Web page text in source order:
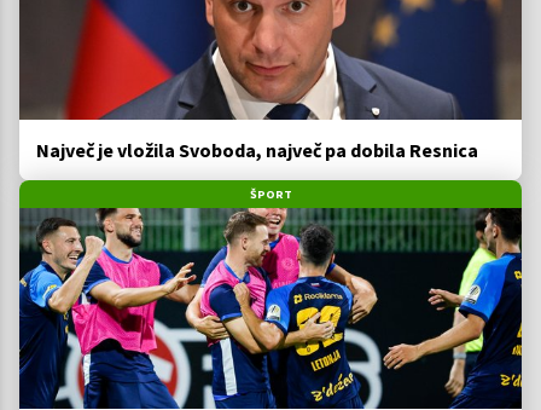
Največ je vložila Svoboda, največ pa dobila Resnica
ŠPORT